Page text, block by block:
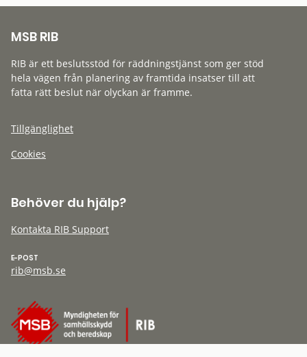
MSB RIB
RIB är ett beslutsstöd för räddningstjänst som ger stöd
hela vägen från planering av framtida insatser till att
fatta rätt beslut när olyckan är framme.
Tillgänglighet
Cookies
Behöver du hjälp?
Kontakta RIB Support
E-POST
rib@msb.se